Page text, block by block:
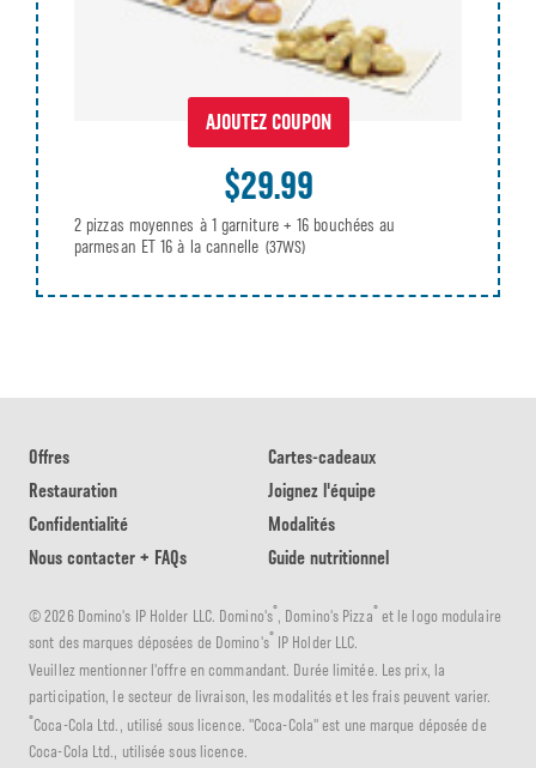
AJOUTEZ COUPON
$29.99
2 pizzas moyennes à 1 garniture + 16 bouchées au
parmesan ET 16 à la cannelle (37WS)
Offres
Cartes-cadeaux
Restauration
Joignez l'équipe
Confidentialité
Modalités
Nous contacter + FAQs
Guide nutritionnel
© 2026 Domino's IP Holder LLC. Domino's®, Domino's Pizza® et le logo modulaire
sont des marques déposées de Domino's® IP Holder LLC.
Veuillez mentionner l'offre en commandant. Durée limitée. Les prix, la
participation, le secteur de livraison, les modalités et les frais peuvent varier.
®Coca-Cola Ltd., utilisé sous licence. "Coca-Cola" est une marque déposée de
Coca-Cola Ltd., utilisée sous licence.